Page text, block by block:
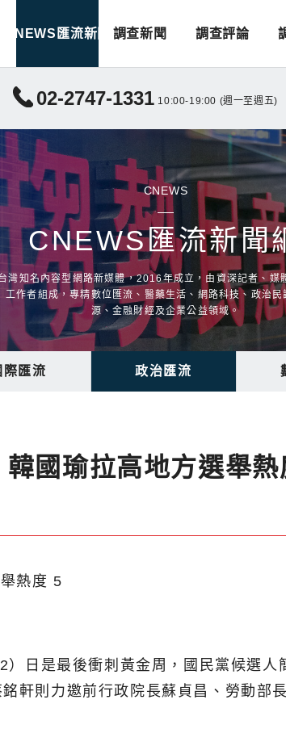
CNEWS匯流新聞 調查新聞 調查評論
02-2747-1331 10:00-19:00 (週一至週五)
CNEWS
CNEWS匯流新聞
灣知名內容型網路新媒體，2016年成立，由資深記者、媒
工作者組成，專精數位匯流、醫藥生活、網路科技、政治民
源、金融財經及企業公益領域。
際匯流 政治匯流
國瑜拉高地方選舉熱
日是最後衝刺黃金周，國民黨候選
軒則力邀前行政院長蘇貞昌、勞動部